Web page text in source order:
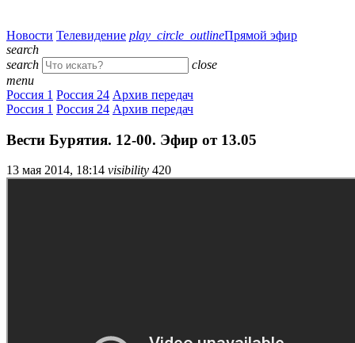
Новости Телевидение play_circle_outlineПрямой эфир
search
search
close
menu
Россия 1 Россия 24 Архив передач
Россия 1 Россия 24 Архив передач
Вести Бурятия. 12-00. Эфир от 13.05
13 мая 2014, 18:14 visibility 420